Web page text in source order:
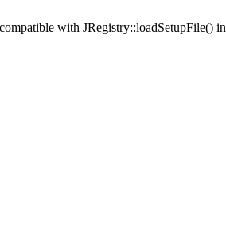
with JRegistry::loadSetupFile() in